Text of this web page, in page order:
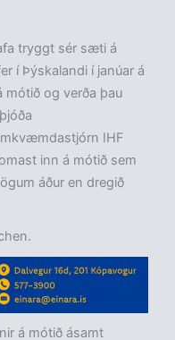
tryggt sér sæti á
í Þýskalandi í janúar á
og verða þau
IHF
inn á mótið sem
áður en dregið
á mótið ásamt